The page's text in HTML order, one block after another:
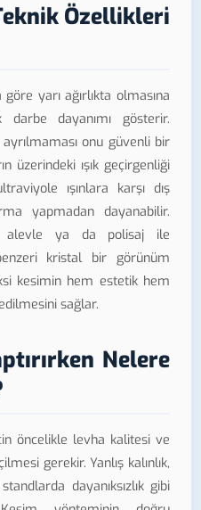
Özellikleri
yarı ağırlıkta olmasına
dayanımı gösterir.
ayrılmaması onu güvenli bir
üzerindeki ışık geçirgenliği
ışınlara karşı dış
yapmadan dayanabilir.
alevle ya da polisaj ile
kristal bir görünüm
kesimin hem estetik hem
sağlar.
Nelere
öncelikle levha kalitesi ve
gerekir. Yanlış kalınlık,
dayanıksızlık gibi